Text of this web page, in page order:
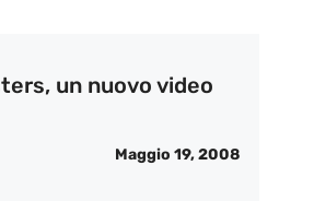
un nuovo video
Maggio 19, 2008